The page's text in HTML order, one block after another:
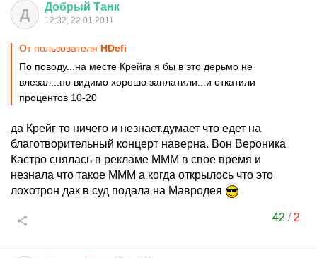
Д Добрый Танк
12:32, 22.01.2011
От пользователя HDefi
По поводу...на месте Крейга я бы в это дерьмо не
влезал...но видимо хорошо заплатили...и откатили
процентов 10-20
да Крейг то ничего и незнает.думает что едет на
благотворительный концерт наверна. Вон Вероника
Кастро снялась в рекламе МММ в свое время и
незнала что такое МММ а когда открылось что это
лохотрон дак в суд подала на Мавродея
42 / 2